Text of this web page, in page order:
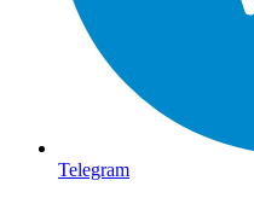
Telegram